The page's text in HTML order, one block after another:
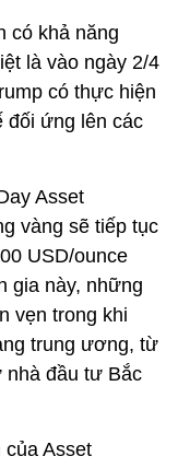
có khả năng
là vào ngày 2/4
có thực hiện
đối ứng lên các
Asset
vàng sẽ tiếp tục
USD/ounce
gia này, những
vẹn trong khi
trung ương, từ
nhà đầu tư Bắc
của Asset